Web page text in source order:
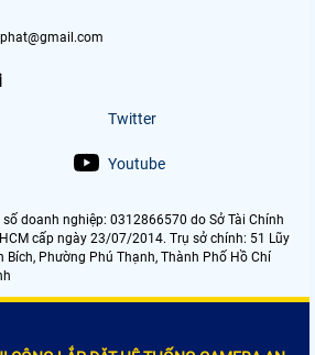
Twitter
Youtube
số doanh nghiệp: 0312866570 do Sở Tài Chính
cấp ngày 23/07/2014. Trụ sở chính: 51 Lũy
Bích, Phường Phú Thạnh, Thành Phố Hồ Chí